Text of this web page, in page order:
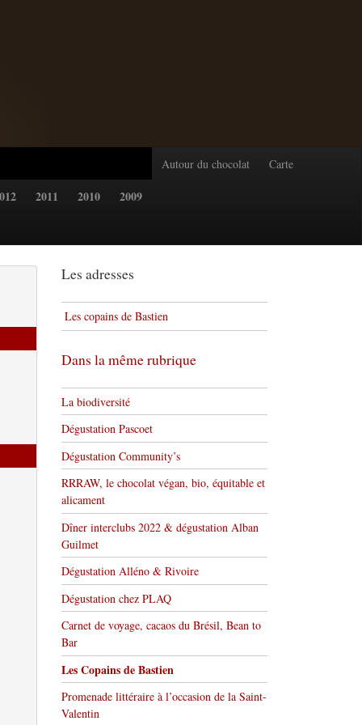
2011 2010 2009
Autour du chocolat Carte
Les adresses
Les copains de Bastien
Dans la même rubrique
La biodiversité
Dégustation Pascoet
Dégustation Community’s
RRRAW, le chocolat végan, bio, équitable et
alicament
Dîner interclubs 2022 & dégustation Alban
Guilmet
Dégustation Alléno & Rivoire
Dégustation chez PLAQ
Carnet de voyage, cacaos du Brésil, Bean to
Bar
Les Copains de Bastien
Promenade littéraire à l’occasion de la Saint-
Valentin